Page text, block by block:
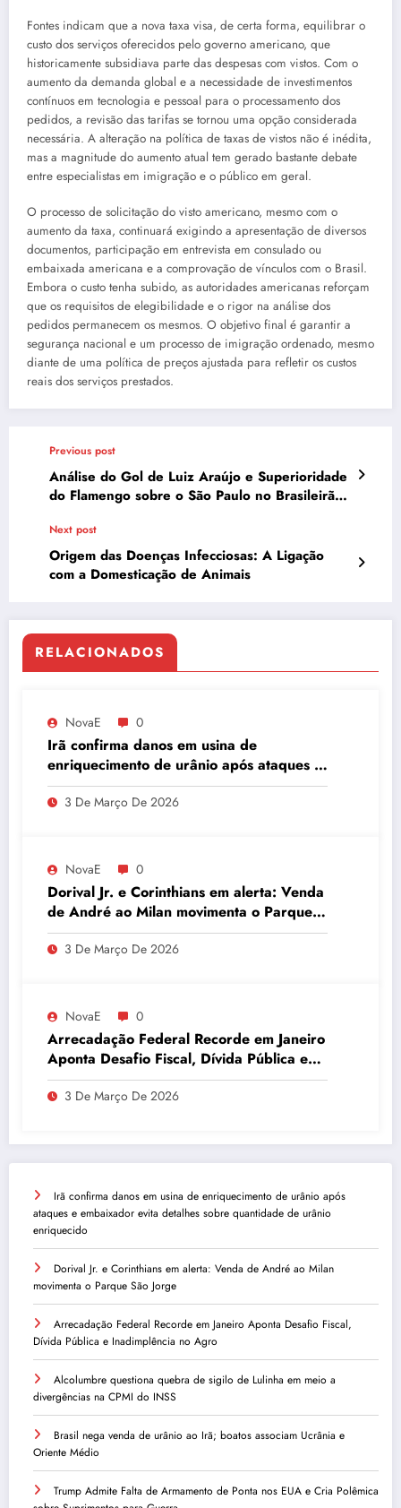
Fontes indicam que a nova taxa visa, de certa forma, equilibrar o
custo dos serviços oferecidos pelo governo americano, que
historicamente subsidiava parte das despesas com vistos. Com o
aumento da demanda global e a necessidade de investimentos
contínuos em tecnologia e pessoal para o processamento dos
pedidos, a revisão das tarifas se tornou uma opção considerada
necessária. A alteração na política de taxas de vistos não é inédita,
mas a magnitude do aumento atual tem gerado bastante debate
entre especialistas em imigração e o público em geral.
O processo de solicitação do visto americano, mesmo com o
aumento da taxa, continuará exigindo a apresentação de diversos
documentos, participação em entrevista em consulado ou
embaixada americana e a comprovação de vínculos com o Brasil.
Embora o custo tenha subido, as autoridades americanas reforçam
que os requisitos de elegibilidade e o rigor na análise dos
pedidos permanecem os mesmos. O objetivo final é garantir a
segurança nacional e um processo de imigração ordenado, mesmo
diante de uma política de preços ajustada para refletir os custos
reais dos serviços prestados.
Previous post
Análise do Gol de Luiz Araújo e Superioridade
do Flamengo sobre o São Paulo no Brasileirão
Next post
Origem das Doenças Infecciosas: A Ligação
com a Domesticação de Animais
RELACIONADOS
NovaE 0
Irã confirma danos em usina de
enriquecimento de urânio após ataques e
embaixador evita detalhes sobre
quantidade de urânio enriquecido
3 De Março De 2026
NovaE 0
Dorival Jr. e Corinthians em alerta: Venda
de André ao Milan movimenta o Parque
São Jorge
3 De Março De 2026
NovaE 0
Arrecadação Federal Recorde em Janeiro
Aponta Desafio Fiscal, Dívida Pública e
Inadimplência no Agro
3 De Março De 2026
Irã confirma danos em usina de enriquecimento de urânio após
ataques e embaixador evita detalhes sobre quantidade de urânio
enriquecido
Dorival Jr. e Corinthians em alerta: Venda de André ao Milan
movimenta o Parque São Jorge
Arrecadação Federal Recorde em Janeiro Aponta Desafio Fiscal,
Dívida Pública e Inadimplência no Agro
Alcolumbre questiona quebra de sigilo de Lulinha em meio a
divergências na CPMI do INSS
Brasil nega venda de urânio ao Irã; boatos associam Ucrânia e
Oriente Médio
Trump Admite Falta de Armamento de Ponta nos EUA e Cria Polêmica